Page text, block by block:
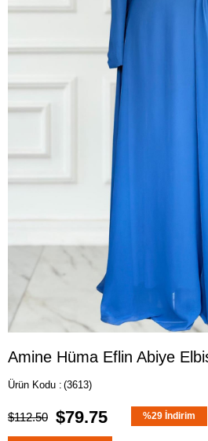
Amine Hüma Eflin Abiye
(3613)
$112.50 $79.75 %29 İndirim